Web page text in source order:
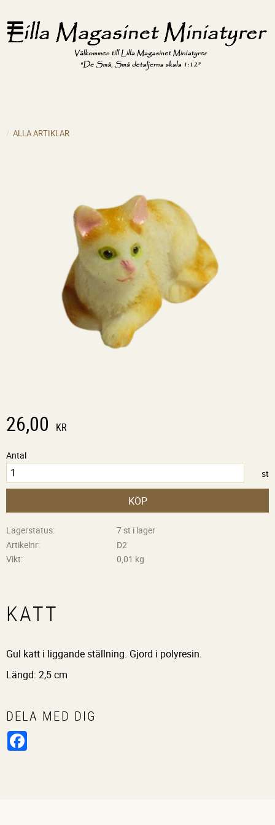
ALLA ARTIKLAR
26,00 KR
Antal
st
KÖP
Lagerstatus
7 st i lager
Artikelnr
D2
Vikt
0,01 kg
KATT
Gul katt i liggande ställning. Gjord i polyresin.
Längd: 2,5 cm
DELA MED DIG